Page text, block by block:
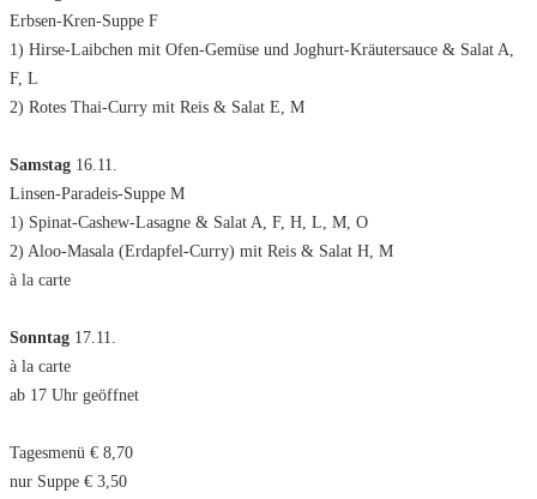
Erbsen-Kren-Suppe F
1) Hirse-Laibchen mit Ofen-Gemüse und Joghurt-Kräutersauce & Salat A,
F, L
2) Rotes Thai-Curry mit Reis & Salat E, M
Samstag 16.11.
Linsen-Paradeis-Suppe M
1) Spinat-Cashew-Lasagne & Salat A, F, H, L, M, O
2) Aloo-Masala (Erdapfel-Curry) mit Reis & Salat H, M
à la carte
Sonntag 17.11.
à la carte
ab 17 Uhr geöffnet
Tagesmenü € 8,70
nur Suppe € 3,50